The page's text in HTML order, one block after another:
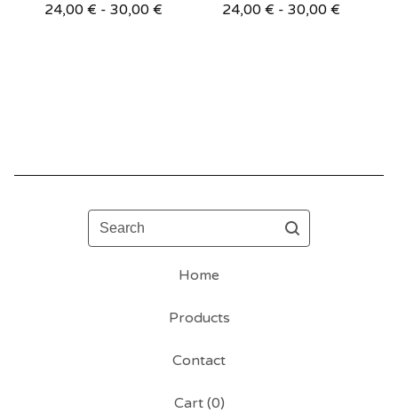
24,00 € - 30,00 €
24,00 € - 30,00 €
Search
Home
Products
Contact
Cart (0)